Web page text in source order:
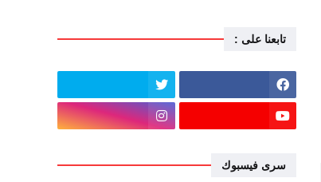
تابعنا على :
سرى فيسبوك